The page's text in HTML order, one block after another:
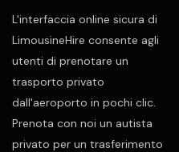
L'interfaccia online sicura di
LimousineHire consente agli
utenti di prenotare un
trasporto privato
dall'aeroporto in pochi clic.
Prenota con noi un autista
privato per un trasferimento